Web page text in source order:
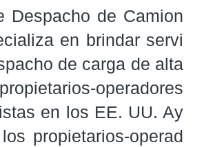
Despacho de Camion
en brindar servi
de carga de alta
operadores
en los EE. UU. Ay
propietarios-operad